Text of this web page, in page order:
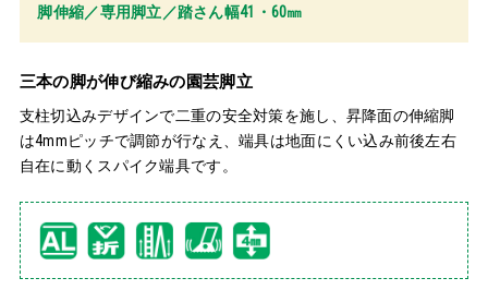
脚伸縮／専用脚立／踏さん幅41・60㎜
三本の脚が伸び縮みの園芸脚立
支柱切込みデザインで二重の安全対策を施し、昇降面の伸縮脚
は4mmピッチで調節が行なえ、端具は地面にくい込み前後左右
自在に動くスパイク端具です。